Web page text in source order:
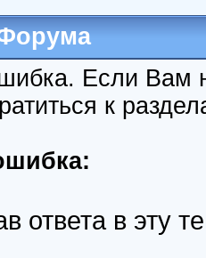
Если Вам
к
ответа в эту